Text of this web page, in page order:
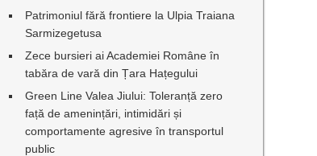
Patrimoniul fără frontiere la Ulpia Traiana
Sarmizegetusa
Zece bursieri ai Academiei Române în
tabăra de vară din Țara Hațegului
Green Line Valea Jiului: Toleranță zero
față de amenințări, intimidări și
comportamente agresive în transportul
public